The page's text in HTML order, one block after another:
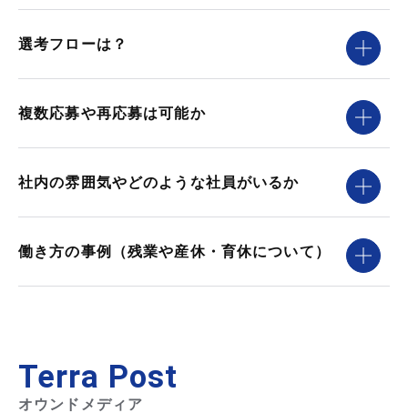
選考フローは？
複数応募や再応募は可能か
社内の雰囲気やどのような社員がいるか
働き方の事例（残業や産休・育休について）
Terra Post
オウンドメディア